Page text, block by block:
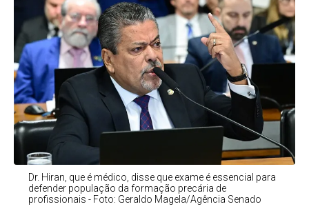
Dr. Hiran, que é médico, disse que exame é essencial para
defender população da formação precária de
profissionais - Foto: Geraldo Magela/Agência Senado